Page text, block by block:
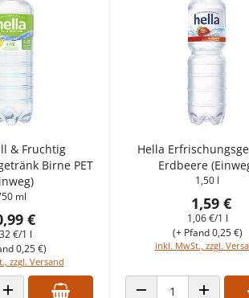
& Fruchtig
Birne PET
ml
€
€/1 l
zzgl. Versand
0,25 €)
Hella
Erdbeere
1,50 l
1,59 €
1,06 €/1 l
inkl. MwSt., zzgl.
(+ Pfand 0,25 €)